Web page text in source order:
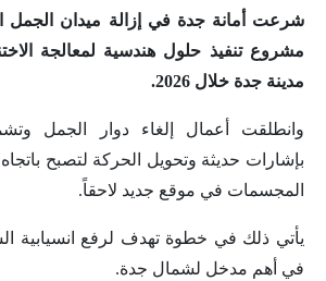
شرعت أمانة جدة في إزالة ميدان الجمل
مشروع تنفيذ حلول هندسية لمعالجة
مدينة جدة خلال 2026.
‏وانطلقت أعمال إلغاء دوار الجمل
بإشارات حديثة وتحويل الحركة لتصبح باتجاه
المجسمات في موقع جديد لاحقاً.
يأتي ذلك في خطوة تهدف لرفع انسيابية
في أهم مدخل لشمال جدة.